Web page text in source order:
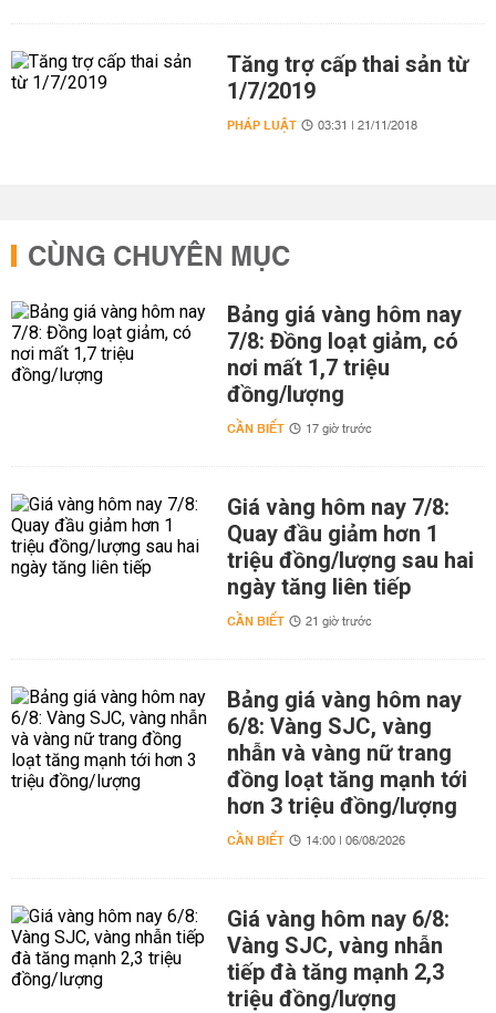
Tăng trợ cấp thai sản từ
1/7/2019
PHÁP LUẬT 03:31 | 21/11/2018
CÙNG CHUYÊN MỤC
Bảng giá vàng hôm nay
7/8: Đồng loạt giảm, có
nơi mất 1,7 triệu
đồng/lượng
CẦN BIẾT 17 giờ trước
Giá vàng hôm nay 7/8:
Quay đầu giảm hơn 1
triệu đồng/lượng sau hai
ngày tăng liên tiếp
CẦN BIẾT 21 giờ trước
Bảng giá vàng hôm nay
6/8: Vàng SJC, vàng
nhẫn và vàng nữ trang
đồng loạt tăng mạnh tới
hơn 3 triệu đồng/lượng
CẦN BIẾT 14:00 | 06/08/2026
Giá vàng hôm nay 6/8:
Vàng SJC, vàng nhẫn
tiếp đà tăng mạnh 2,3
triệu đồng/lượng